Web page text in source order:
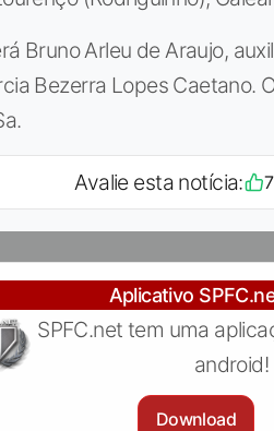
Bruno Arleu de Araujo,
Bezerra Lopes Caetano.
Avalie esta notícia: 7
Aplicativo
SPFC.net tem uma
android!
Download